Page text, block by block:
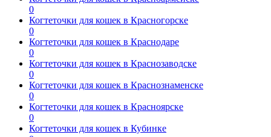
0
Когтеточки для кошек в Красногорске
0
Когтеточки для кошек в Краснодаре
0
Когтеточки для кошек в Краснозаводске
0
Когтеточки для кошек в Краснознаменске
0
Когтеточки для кошек в Красноярске
0
Когтеточки для кошек в Кубинке